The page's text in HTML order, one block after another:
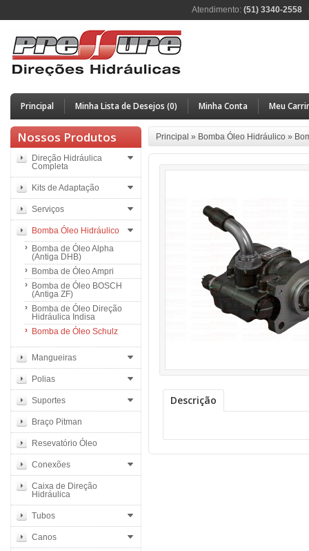
Atendimento: (51) 3340-
Principal Minha Lista de Desejos (0) Minha Conta Meu
Nossos Produtos
Direção Hidráulica
Completa
Kits de Adaptação
Serviços
Bomba Óleo Hidráulico
Bomba de Óleo Alpha
(Antiga DHB)
Bomba de Óleo Ampri
Bomba de Óleo BOSCH
(Antiga ZF)
Bomba de Óleo Direção
Hidráulica Indisa
Bomba de Óleo Schulz
Mangueiras
Polias
Suportes
Braço Pitman
Resevatório Óleo
Conexões
Caixa de Direção
Hidráulica
Tubos
Canos
Principal » Bomba Óleo Hidráulico »
Descrição